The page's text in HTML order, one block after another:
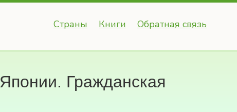
Страны Книги Обратная связь
Гражданская